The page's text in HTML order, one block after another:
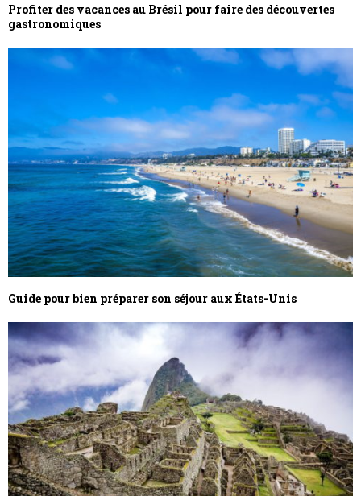
Profiter des vacances au Brésil pour faire des découvertes
gastronomiques
Guide pour bien préparer son séjour aux États-Unis